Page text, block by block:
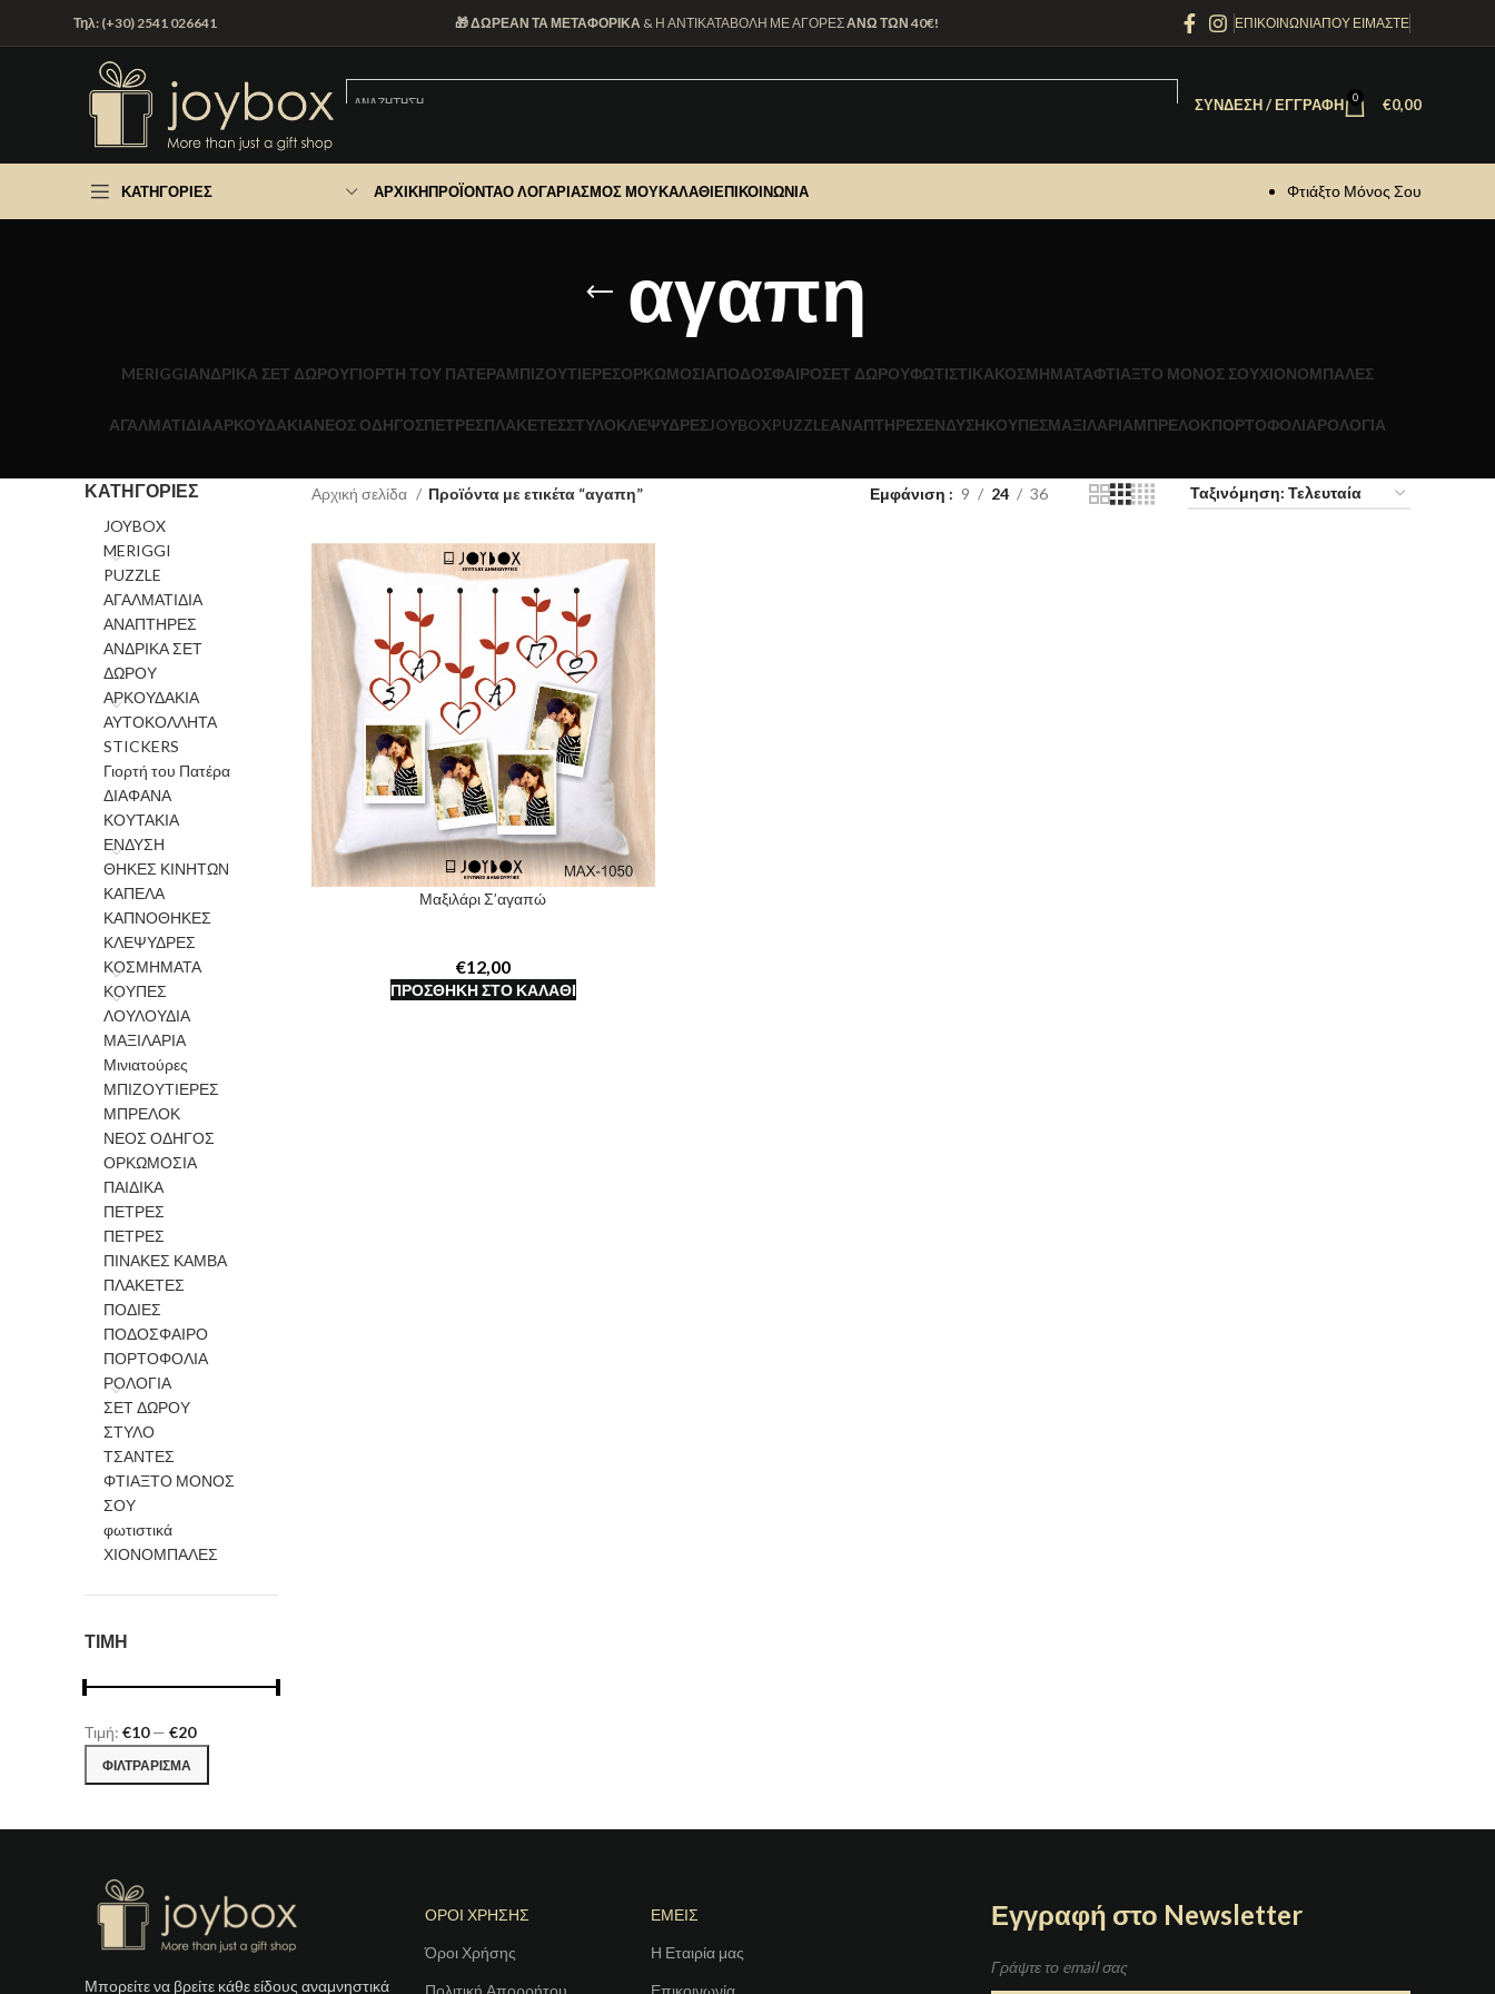
Τηλ: (+30) 2541 026641 🎁 ΔΩΡΕΑΝ ΤΑ ΜΕΤΑΦΟΡΙΚΑ & Η ΑΝΤΙΚΑΤΑΒΟΛΗ ΜΕ ΑΓΟΡΕΣΑΝΩ ΤΩΝ 40€! ΕΠΙΚΟΙΝΩΝΙΑΠΟΥ ΕΙΜΑΣΤΕ
ΣΎΝΔΕΣΗ / ΕΓΓΡΑΦΉ 0 €0,00
ΚΑΤΗΓΟΡΊΕΣ ΑΡΧΙΚΉΠΡΟΪΌΝΤΑΟ ΛΟΓΑΡΙΑΣΜΌΣ ΜΟΥΚΑΛΆΘΙΕΠΙΚΟΙΝΩΝΊΑ Φτιάξτο Μόνος Σου
αγαπη
MERIGGIΑΝΔΡΙΚΑ ΣΕΤ ΔΩΡΟΥΓΙΟΡΤΉ ΤΟΥ ΠΑΤΈΡΑΜΠΙΖΟΥΤΙΕΡΕΣΟΡΚΩΜΟΣΙΑΠΟΔΟΣΦΑΙΡΟΣΕΤ ΔΩΡΟΥΦΩΤΙΣΤΙΚΆΚΟΣΜΗΜΑΤΑΦΤΙΑΞΤΟ ΜΟΝΟΣ ΣΟΥΧΙΟΝΟΜΠΑΛΕΣ
ΑΓΑΛΜΑΤΙΔΙΑΑΡΚΟΥΔΑΚΙΑΝΕΟΣ ΟΔΗΓΟΣΠΕΤΡΕΣΠΛΑΚΕΤΕΣΣΤΥΛΟΚΛΕΨΥΔΡΕΣJOYBOXPUZZLEΑΝΑΠΤΗΡΕΣΕΝΔΥΣΗΚΟΥΠΕΣΜΑΞΙΛΑΡΙΑΜΠΡΕΛΟΚΠΟΡΤΟΦΟΛΙΑΡΟΛΟΓΙΑ
ΚΑΤΗΓΟΡΊΕΣ
JOYBOX
MERIGGI
PUZZLE
ΑΓΑΛΜΑΤΙΔΙΑ
ΑΝΑΠΤΗΡΕΣ
ΑΝΔΡΙΚΑ ΣΕΤ
ΔΩΡΟΥ
ΑΡΚΟΥΔΑΚΙΑ
ΑΥΤΟΚΟΛΛΗΤΑ
STICKERS
Γιορτή του Πατέρα
ΔΙΑΦΑΝΑ
ΚΟΥΤΑΚΙΑ
ΕΝΔΥΣΗ
ΘΗΚΕΣ ΚΙΝΗΤΩΝ
ΚΑΠΕΛΑ
ΚΑΠΝΟΘΗΚΕΣ
ΚΛΕΨΥΔΡΕΣ
ΚΟΣΜΗΜΑΤΑ
ΚΟΥΠΕΣ
ΛΟΥΛΟΥΔΙΑ
ΜΑΞΙΛΑΡΙΑ
Μινιατούρες
ΜΠΙΖΟΥΤΙΕΡΕΣ
ΜΠΡΕΛΟΚ
ΝΕΟΣ ΟΔΗΓΟΣ
ΟΡΚΩΜΟΣΙΑ
ΠΑΙΔΙΚΑ
ΠΕΤΡΕΣ
ΠΕΤΡΕΣ
ΠΙΝΑΚΕΣ ΚΑΜΒΑ
ΠΛΑΚΕΤΕΣ
ΠΟΔΙΕΣ
ΠΟΔΟΣΦΑΙΡΟ
ΠΟΡΤΟΦΟΛΙΑ
ΡΟΛΟΓΙΑ
ΣΕΤ ΔΩΡΟΥ
ΣΤΥΛΟ
ΤΣΑΝΤΕΣ
ΦΤΙΑΞΤΟ ΜΟΝΟΣ
ΣΟΥ
φωτιστικά
ΧΙΟΝΟΜΠΑΛΕΣ
ΤΙΜΗ
Ελάχιστη
τιμή
Μέγιστη
τιμή
ΦΙΛΤΡΆΡΙΣΜΑ
Τιμή: €10— €20
Αρχική σελίδα Προϊόντα με ετικέτα “αγαπη” Εμφάνιση 9 24 36
Μαξιλάρι Σ’αγαπώ
€
ΠΡΟΣΘΉΚΗ ΣΤΟ ΚΑΛΆΘΙ
Μπορείτε να βρείτε κάθε είδους αναμνηστικά
ΟΡΟΙ ΧΡΗΣΗΣ
Όροι Χρήσης
Πολιτική Απορρήτου
ΕΜΕΙΣ
Η Εταιρία μας
Επικοινωνία
Εγγραφή στο Newsletter
Γράψτε το email σας